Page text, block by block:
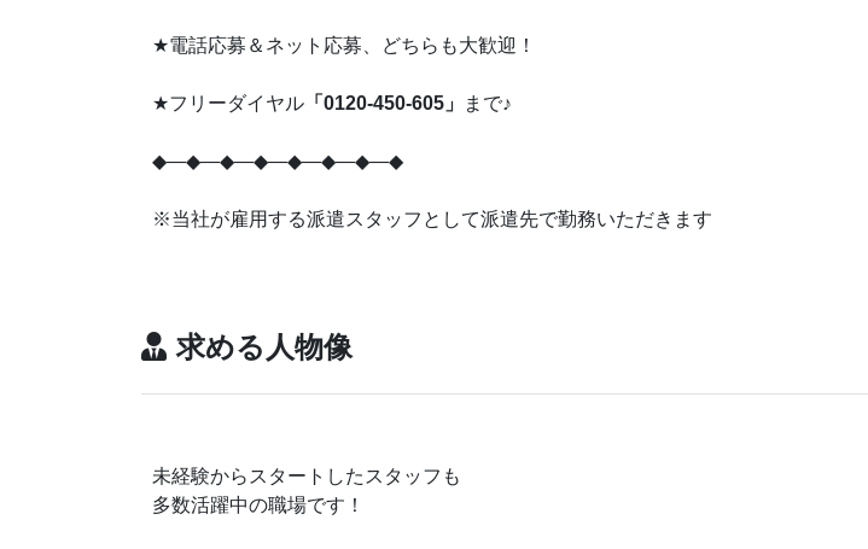
★電話応募＆ネット応募、どちらも大歓迎！
★フリーダイヤル 「0120-450-605」 まで♪
◆―◆―◆―◆―◆―◆―◆―◆
※当社が雇用する派遣スタッフとして派遣先で勤務いただきます
求める人物像
未経験からスタートしたスタッフも
多数活躍中の職場です！